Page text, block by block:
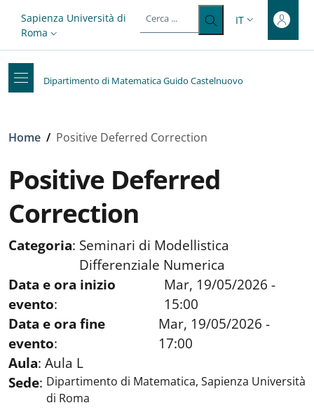
Top-level heading
Slim top
Sapienza Università di
Roma
SELETTORE
IT
Dipartimento di Matematica Guido Castelnuovo
Briciole di pane
Home / Positive Deferred Correction
Positive Deferred
Correction
Categoria: Seminari di Modellistica
Differenziale Numerica
Data e ora inizio
evento:
Mar, 19/05/2026 -
15:00
Data e ora fine
evento:
Mar, 19/05/2026 -
17:00
Aula: Aula L
Sede: Dipartimento di Matematica, Sapienza Università
di Roma